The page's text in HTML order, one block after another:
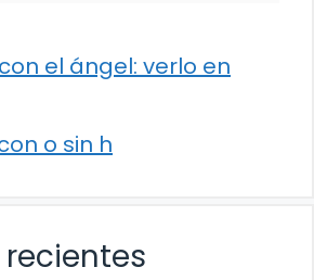
el ángel: verlo en
o sin h